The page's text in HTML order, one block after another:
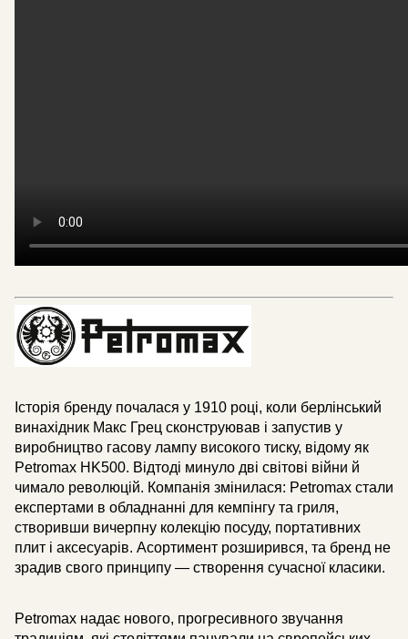
Історія бренду почалася у 1910 році, коли берлінський
винахідник Макс Грец сконструював і запустив у
виробництво гасову лампу високого тиску, відому як
Petromax HK500. Відтоді минуло дві світові війни й
чимало революцій. Компанія змінилася: Petromax стали
експертами в обладнанні для кемпінгу та гриля,
створивши вичерпну колекцію посуду, портативних
плит і аксесуарів. Асортимент розширився, та бренд не
зрадив свого принципу — створення сучасної класики.
Petromax надає нового, прогресивного звучання